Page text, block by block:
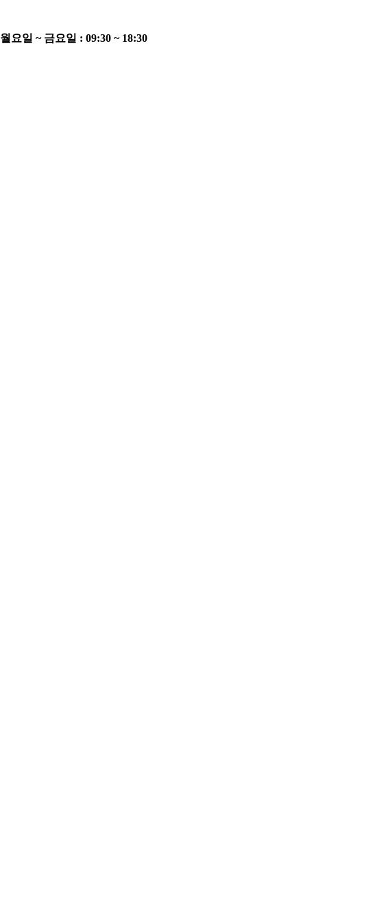
월요일 ~ 금요일 : 09:30 ~ 18:30